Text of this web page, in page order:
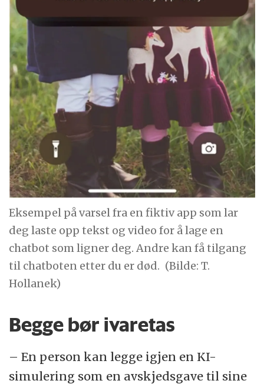
Eksempel på varsel fra en fiktiv app som lar
deg laste opp tekst og video for å lage en
chatbot som ligner deg. Andre kan få tilgang
til chatboten etter du er død. (Bilde: T.
Hollanek)
Begge bør ivaretas
– En person kan legge igjen en KI-
simulering som en avskjedsgave til sine